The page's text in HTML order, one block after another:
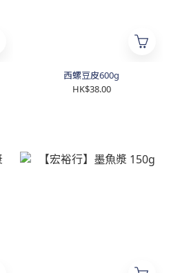
西螺豆皮600g
HK$38.00